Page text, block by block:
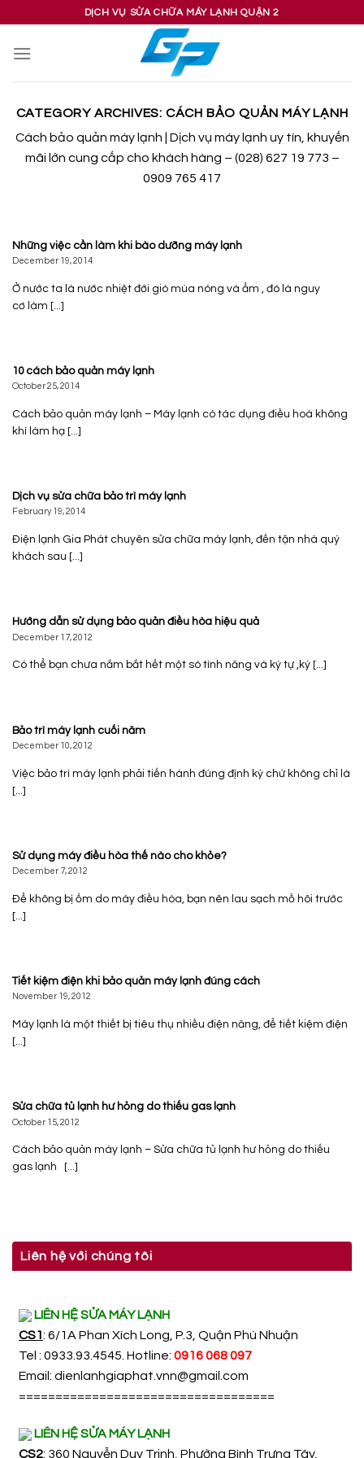
content
DỊCH VỤ SỬA CHỮA MÁY LẠNH QUẬN 2
CATEGORY ARCHIVES: CÁCH BẢO QUẢN MÁY LẠNH
Cách bảo quản máy lạnh | Dịch vụ máy lạnh uy tín, khuyến
mãi lớn cung cấp cho khách hàng – (028) 627 19 773 –
0909 765 417
Những việc cần làm khi bào dưỡng máy lạnh
December 19, 2014
Ở nước ta là nước nhiệt đới gió mùa nóng và ẩm , đó là nguy
cơ làm [...]
10 cách bảo quản máy lạnh
October 25, 2014
Cách bảo quản máy lạnh – Máy lạnh có tác dụng điều hoà không
khí làm hạ [...]
Dịch vụ sửa chữa bảo trì máy lạnh
February 19, 2014
Điện lạnh Gia Phát chuyên sửa chữa máy lạnh, đến tận nhà quý
khách sau [...]
Hướng dẫn sử dụng bảo quản điều hòa hiệu quả
December 17, 2012
Có thể bạn chưa nắm bắt hết một só tính năng và ký tự ,ký [...]
Bảo trì máy lạnh cuối năm
December 10, 2012
Việc bảo trì máy lạnh phải tiến hành đúng định kỳ chứ không chỉ là
[...]
Sử dụng máy điều hòa thế nào cho khỏe?
December 7, 2012
Để không bị ốm do máy điều hòa, bạn nên lau sạch mồ hôi trước
[...]
Tiết kiệm điện khi bảo quản máy lạnh đúng cách
November 19, 2012
Máy lạnh là một thiết bị tiêu thụ nhiều điện năng, để tiết kiệm điện
[...]
Sửa chữa tủ lạnh hư hỏng do thiếu gas lạnh
October 15, 2012
Cách bảo quản máy lạnh – Sửa chữa tủ lạnh hư hỏng do thiếu
gas lạnh [...]
Liên hệ với chúng tôi
LIÊN HỆ SỬA MÁY LẠNH
CS1: 6/1A Phan Xích Long, P.3, Quận Phú Nhuận
Tel : 0933.93.4545. Hotline: 0916 068 097
Email: dienlanhgiaphat.vnn@gmail.com
===================================
LIÊN HỆ SỬA MÁY LẠNH
CS2: 360 Nguyễn Duy Trinh, Phường Bình Trưng Tây,